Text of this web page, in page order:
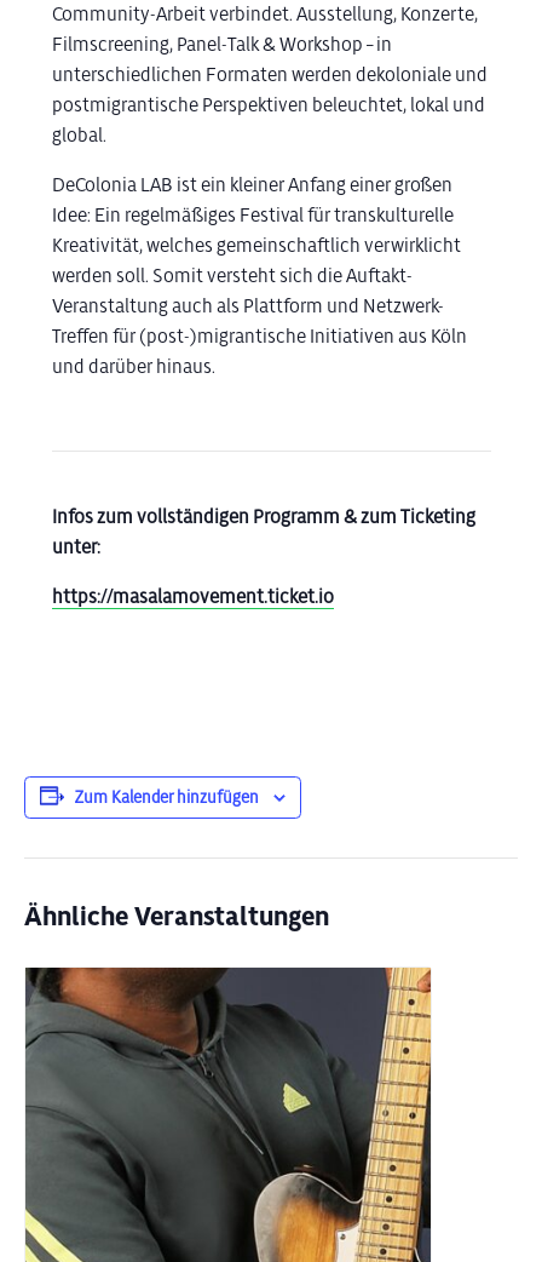
Community-Arbeit verbindet. Ausstellung, Konzerte,
Filmscreening, Panel-Talk & Workshop – in
unterschiedlichen Formaten werden dekoloniale und
postmigrantische Perspektiven beleuchtet, lokal und
global.
DeColonia LAB ist ein kleiner Anfang einer großen
Idee: Ein regelmäßiges Festival für transkulturelle
Kreativität, welches gemeinschaftlich verwirklicht
werden soll. Somit versteht sich die Auftakt-
Veranstaltung auch als Plattform und Netzwerk-
Treffen für (post-)migrantische Initiativen aus Köln
und darüber hinaus.
Infos zum vollständigen Programm & zum Ticketing
unter:
https://masalamovement.ticket.io
Zum Kalender hinzufügen
Ähnliche Veranstaltungen